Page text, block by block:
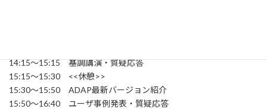
14:15～15:15 基調講演・質疑応答
15:15～15:30 <<休憩>>
15:30～15:50 ADAP最新バージョン紹介
15:50～16:40 ユーザ事例発表・質疑応答